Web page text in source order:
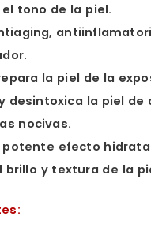
tono de la piel.
la piel de la
desintoxica la piel de
nocivas.
potente efecto
brillo y textura de la